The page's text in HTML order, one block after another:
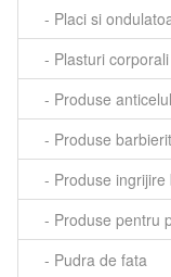
- Placi si
- Plasturi corporali
- Produse
- Produse barbierit
- Produse ingrijire
- Produse pentru
- Pudra de fata